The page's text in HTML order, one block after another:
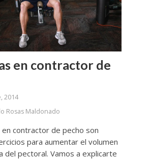
en contractor de
2014
Rosas Maldonado
contractor de pecho son
para aumentar el volumen
del pectoral. Vamos a explicarte